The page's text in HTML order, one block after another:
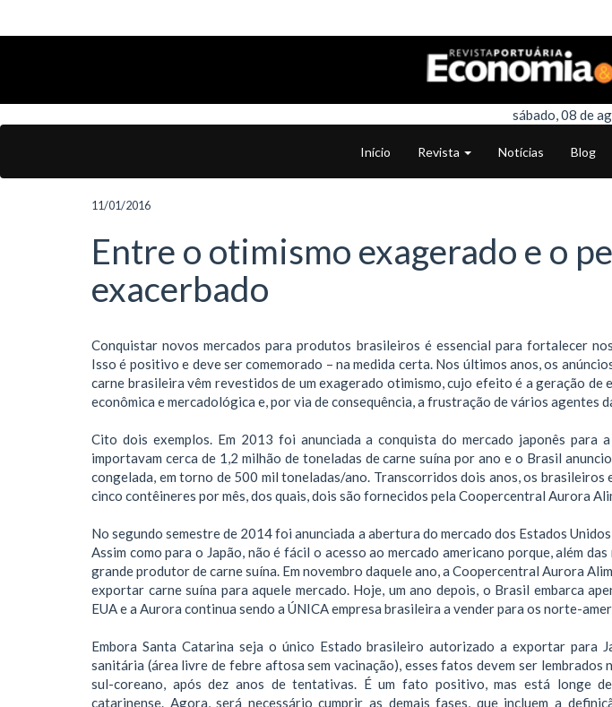
sábado, 08 de
Início Revista Notícias Blog
11/01/2016
Entre o otimismo exagerado e o
exacerbado
Conquistar novos mercados para produtos brasileiros é essencial para fortalecer
Isso é positivo e deve ser comemorado – na medida certa. Nos últimos anos, os
carne brasileira vêm revestidos de um exagerado otimismo, cujo efeito é a geração de
econômica e mercadológica e, por via de consequência, a frustração de vários agentes
Cito dois exemplos. Em 2013 foi anunciada a conquista do mercado japonês para
importavam cerca de 1,2 milhão de toneladas de carne suína por ano e o Brasil
congelada, em torno de 500 mil toneladas/ano. Transcorridos dois anos, os
cinco contêineres por mês, dos quais, dois são fornecidos pela Coopercentral Aurora
No segundo semestre de 2014 foi anunciada a abertura do mercado dos Estados
Assim como para o Japão, não é fácil o acesso ao mercado americano porque, além
grande produtor de carne suína. Em novembro daquele ano, a Coopercentral Aurora
exportar carne suína para aquele mercado. Hoje, um ano depois, o Brasil embarca
EUA e a Aurora continua sendo a ÚNICA empresa brasileira a vender para os norte-
Embora Santa Catarina seja o único Estado brasileiro autorizado a exportar para
sanitária (área livre de febre aftosa sem vacinação), esses fatos devem ser lembrados
sul-coreano, após dez anos de tentativas. É um fato positivo, mas está longe
catarinense. Agora, será necessário cumprir as demais fases, que incluem a